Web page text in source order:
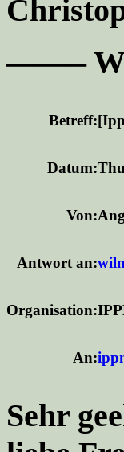
——–
Betreff:
Datum:
Von:
Antwort an:
Organisation:
An:
Sehr